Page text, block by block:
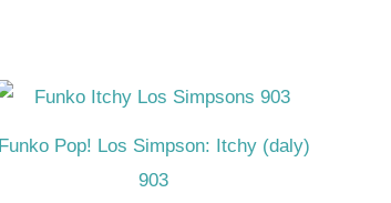
Funko Pop! Los Simpson: Itchy (daly)
903